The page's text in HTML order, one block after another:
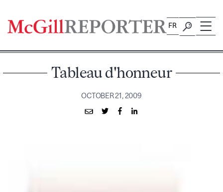
content
FR
Tableau d'honneur
OCTOBER 21, 2009